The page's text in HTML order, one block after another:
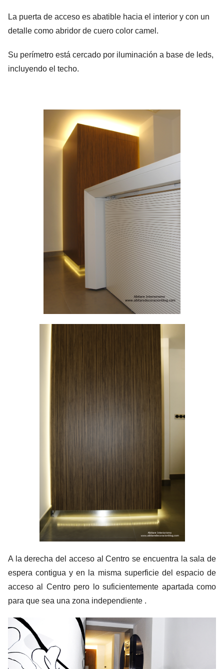
La puerta de acceso es abatible hacia el interior y con un
detalle como abridor de cuero color camel.
Su perímetro está cercado por iluminación a base de leds,
incluyendo el techo.
A la derecha del acceso al Centro se encuentra la sala de
espera contigua y en la misma superficie del espacio de
acceso al Centro pero lo suficientemente apartada como
para que sea una zona independiente .